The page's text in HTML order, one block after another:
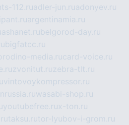
112.ruadler-jun.ruadonyev.ru
argentinamia.ru
ashanet.rubelgorod-day.ru
bigfatcc.ru
media.rucard-voice.ru
zvonitut.ruzebra-tlt.ru
vintovoykompressor.ru
wasabi-shop.ru
youtubefree.rux-ton.ru
taksu.rutor-lyubov-i-grom.ru